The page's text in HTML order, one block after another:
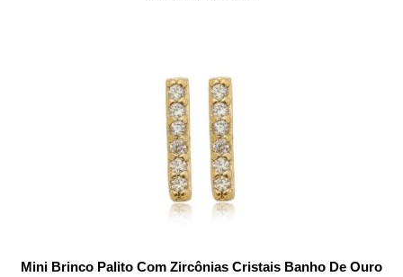
Mini Brinco Palito Com Zircônias Cristais Banho De Ouro